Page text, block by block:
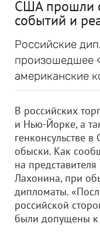
США прошли
событий и
Российские
произошедшее
американские
В российских
и Нью-Йорке, а
генконсульстве
обыски. Как
на
Лахонина, при
дипломаты.
российской
были допущены к